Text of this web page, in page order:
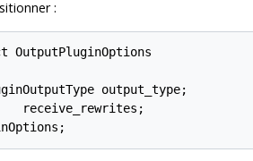
:
OutputPluginOptions
output_type;
receive_rewrites;